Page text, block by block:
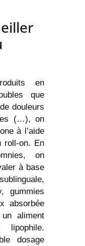
en
que
douleurs
(…), on
à l’aide
roll-on. En
on
à base
gummies
absorbée
aliment
dosage